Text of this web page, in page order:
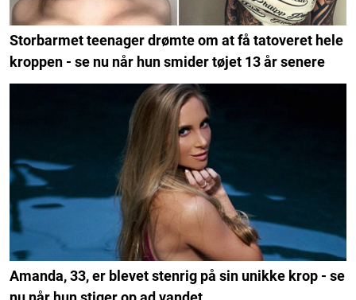
Storbarmet teenager drømte om at få tatoveret hele
kroppen - se nu når hun smider tøjet 13 år senere
Amanda, 33, er blevet stenrig på sin unikke krop - se